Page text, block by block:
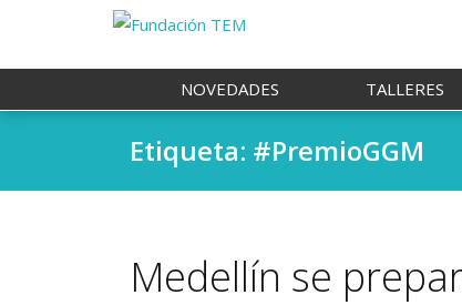
NOVEDADES TALLERES
Etiqueta: #PremioGGM
Medellín se